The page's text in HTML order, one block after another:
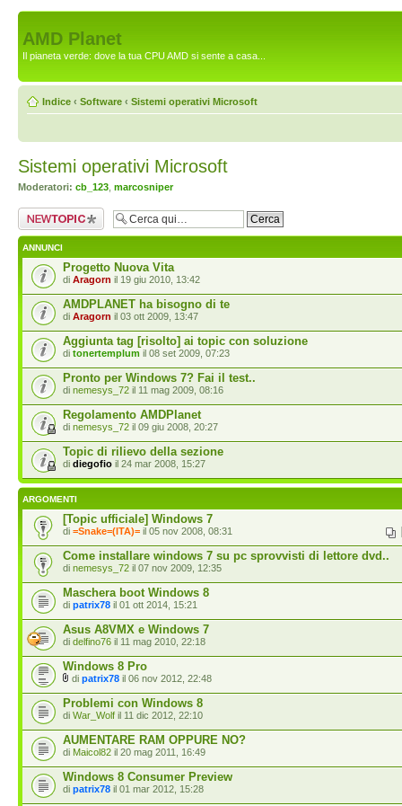
AMD Planet
Il pianeta verde: dove la tua CPU AMD si sente a casa...
Indice ‹ Software ‹ Sistemi operativi Microsoft
Sistemi operativi Microsoft
Moderatori: cb_123 marcosniper
Scrivi un nuovo
argomento
ANNUNCI
Progetto Nuova Vita
di Aragorn il 19 giu 2010, 13:42
AMDPLANET ha bisogno di te
di Aragorn il 03 ott 2009, 13:47
Aggiunta tag [risolto] ai topic con soluzione
di tonertemplum il 08 set 2009, 07:23
Pronto per Windows 7? Fai il test..
di nemesys_72 il 11 mag 2009, 08:16
Regolamento AMDPlanet
di nemesys_72 il 09 giu 2008, 20:27
Topic di rilievo della sezione
di diegofio il 24 mar 2008, 15:27
ARGOMENTI
[Topic ufficiale] Windows 7
di =Snake=(ITA)= il 05 nov 2008, 08:31
Come installare windows 7 su pc sprovvisti di lettore dvd..
di nemesys_72 il 07 nov 2009, 12:35
Maschera boot Windows 8
di patrix78 il 01 ott 2014, 15:21
Asus A8VMX e Windows 7
di delfino76 il 11 mag 2010, 22:18
Windows 8 Pro
di patrix78 il 06 nov 2012, 22:48
Problemi con Windows 8
di War_Wolf il 11 dic 2012, 22:10
AUMENTARE RAM OPPURE NO?
di Maicol82 il 20 mag 2011, 16:49
Windows 8 Consumer Preview
di patrix78 il 01 mar 2012, 15:28